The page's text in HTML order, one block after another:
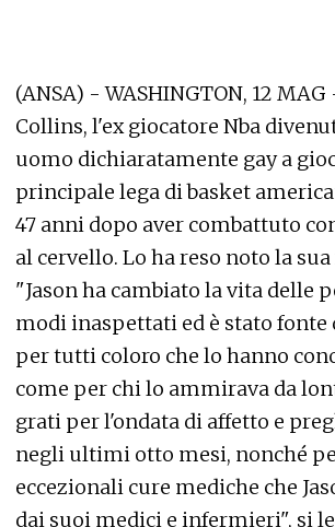
(ANSA) - WASHINGTON, 12 MAG
Collins, l'ex giocatore Nba
uomo dichiaratamente gay a
principale lega di basket
47 anni dopo aver combattuto
al cervello. Lo ha reso noto la
"Jason ha cambiato la vita delle
modi inaspettati ed è stato
per tutti coloro che lo hanno
come per chi lo ammirava da
grati per l'ondata di affetto e
negli ultimi otto mesi, nonché
eccezionali cure mediche che
dai suoi medici e infermieri", si